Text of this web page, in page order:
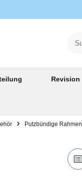
Revision
Putzbündige Rahmen